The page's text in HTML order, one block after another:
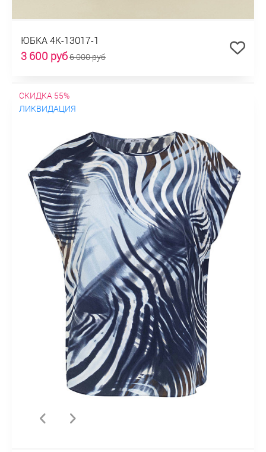
ЮБКА 4К-13017-1
3 600 руб6 000 руб
СКИДКА 55%
ЛИКВИДАЦИЯ